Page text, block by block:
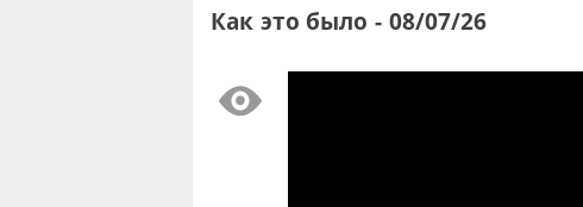
Как это было - 08/07/26